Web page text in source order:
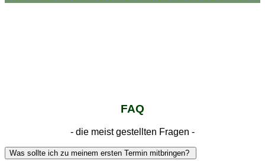
FAQ
- die meist gestellten Fragen -
Was sollte ich zu meinem ersten Termin mitbringen?